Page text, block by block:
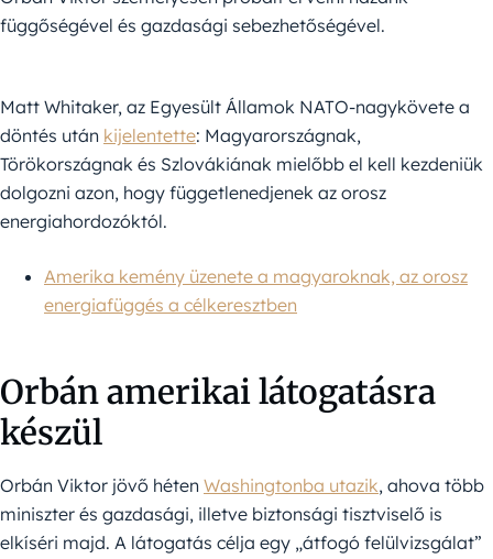
függőségével és gazdasági sebezhetőségével.
Matt Whitaker, az Egyesült Államok NATO-nagykövete a
döntés után kijelentette: Magyarországnak,
Törökországnak és Szlovákiának mielőbb el kell kezdeniük
dolgozni azon, hogy függetlenedjenek az orosz
energiahordozóktól.
Amerika kemény üzenete a magyaroknak, az orosz
energiafüggés a célkeresztben
Orbán amerikai látogatásra
készül
Orbán Viktor jövő héten Washingtonba utazik, ahova több
miniszter és gazdasági, illetve biztonsági tisztviselő is
elkíséri majd. A látogatás célja egy „átfogó felülvizsgálat”